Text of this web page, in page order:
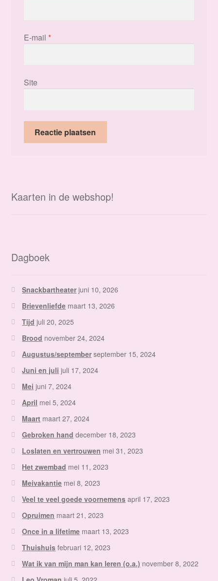
E-mail *
Site
Kaarten in de webshop!
Dagboek
Snackbartheater juni 10, 2026
Brievenliefde maart 13, 2026
Tijd juli 20, 2025
Brood november 24, 2024
Augustus/september september 15, 2024
Juni en juli juli 17, 2024
Mei juni 7, 2024
April mei 5, 2024
Maart maart 27, 2024
Gebroken hand december 18, 2023
Loslaten en vertrouwen mei 31, 2023
Het zwembad mei 11, 2023
Meivakantie mei 8, 2023
Veel te veel goede voornemens april 17, 2023
Opruimen maart 21, 2023
Once in a lifetime maart 13, 2023
Thuishuis februari 12, 2023
Wat ik van mijn man kan leren (o.a.) november 8, 2022